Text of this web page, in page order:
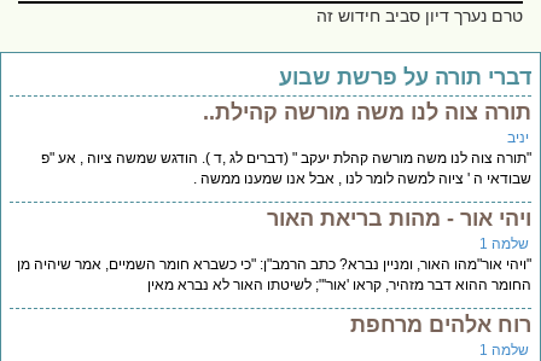
טרם נערך דיון סביב חידוש זה
תורה על פרשת שבוע
צוה לנו משה מורשה קהילת..
צוה לנו משה מורשה קהלת יעקב " (דברים לג ,ד ). הודגש שמשה ציוה , אע "פ
ה ' ציוה למשה לומר לנו , אבל אנו שמענו ממשה .
אור - מהות בריאת האור
1
אור"מהו האור, ומניין נברא? כתב הרמב"ן: "כי כשברא חומר השמיים, אמר שיהיה מן
ההוא דבר מזהיר, קראו 'אור'"; לשיטתו האור לא נברא מאין
אלהים מרחפת
1